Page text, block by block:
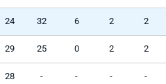
24 32 6 2 2
29 25 0 2 2
28 - - - -